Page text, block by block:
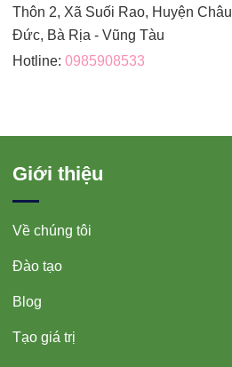
Thôn 2, Xã Suối Rao, Huyện Châu
Đức, Bà Rịa - Vũng Tàu
Hotline: 0985908533
Giới thiệu
Về chúng tôi
Đào tạo
Blog
Tạo giá trị